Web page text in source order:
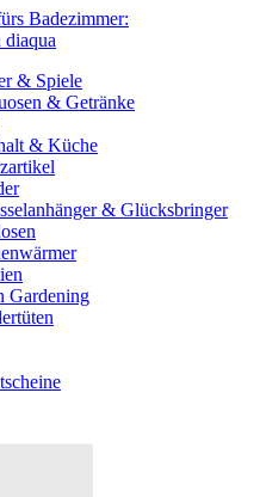
Badezimmer:
& Spiele
& Getränke
& Küche
& Glücksbringer
Gardening